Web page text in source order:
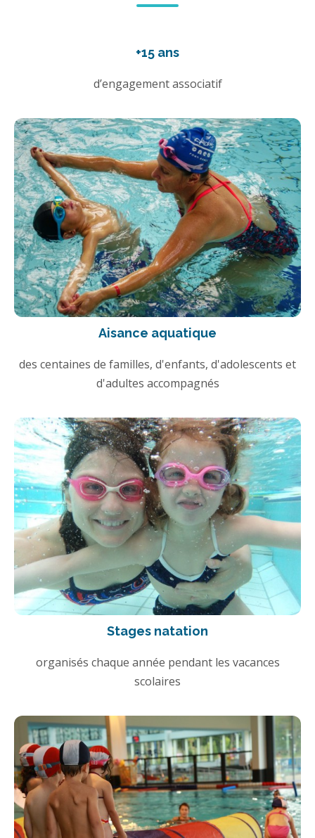
+15 ans
d’engagement associatif
Aisance aquatique
des centaines de familles, d'enfants, d'adolescents et
d'adultes accompagnés
Stages natation
organisés chaque année pendant les vacances
scolaires